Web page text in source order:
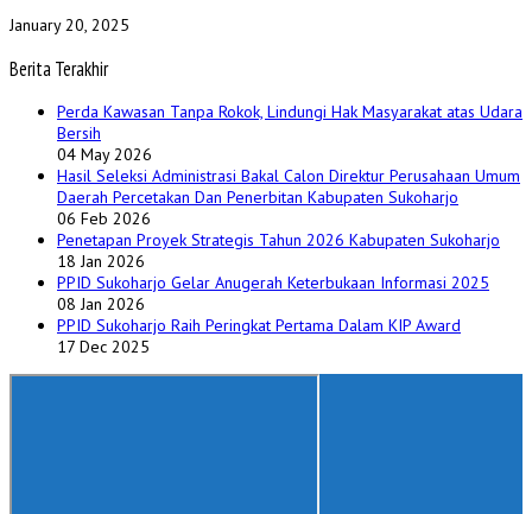
January 20, 2025
Berita Terakhir
Perda Kawasan Tanpa Rokok, Lindungi Hak Masyarakat atas Udara
Bersih
04 May 2026
Hasil Seleksi Administrasi Bakal Calon Direktur Perusahaan Umum
Daerah Percetakan Dan Penerbitan Kabupaten Sukoharjo
06 Feb 2026
Penetapan Proyek Strategis Tahun 2026 Kabupaten Sukoharjo
18 Jan 2026
PPID Sukoharjo Gelar Anugerah Keterbukaan Informasi 2025
08 Jan 2026
PPID Sukoharjo Raih Peringkat Pertama Dalam KIP Award
17 Dec 2025